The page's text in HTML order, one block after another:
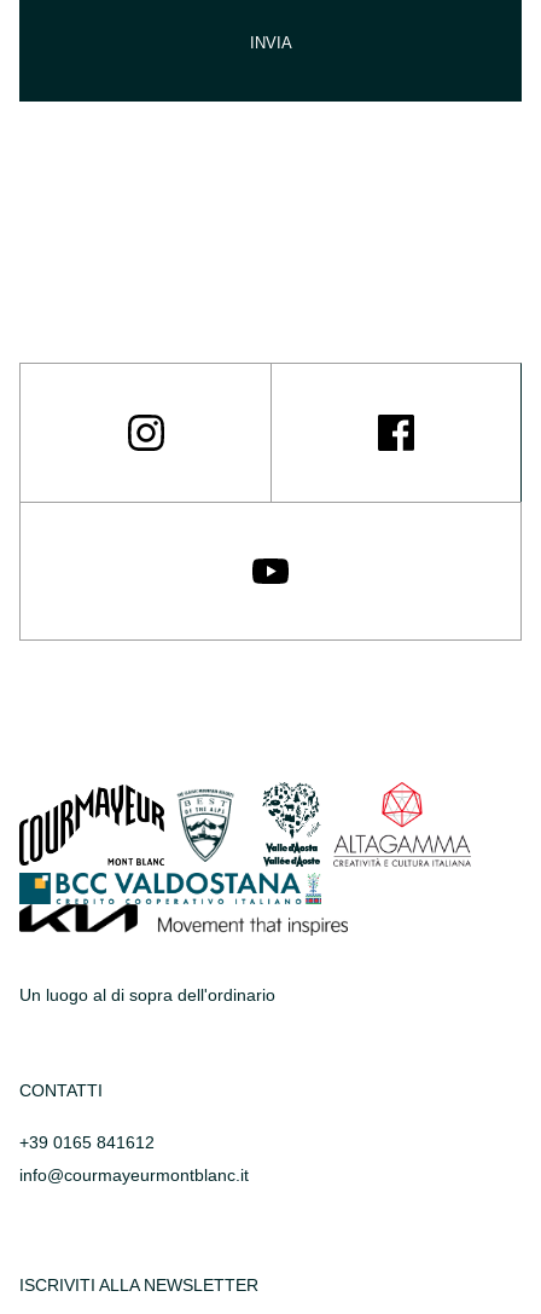
Un luogo al di sopra dell'ordinario
CONTATTI
+39 0165 841612
info@courmayeurmontblanc.it
ISCRIVITI ALLA NEWSLETTER